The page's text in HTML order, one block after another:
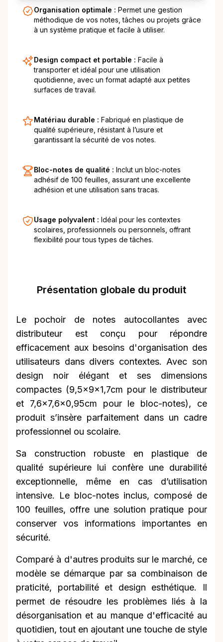
Organisation optimale : Permet une gestion
méthodique de vos notes, tâches ou projets grâce
à un système pratique et facile à utiliser.
Design compact et portable : Facile à
transporter et idéal pour une utilisation
quotidienne, avec un format adapté aux petites
surfaces de travail.
Matériau durable : Fabriqué en plastique de
qualité supérieure, résistant à l’usure et
garantissant la sécurité de vos notes.
Bloc-notes de qualité : Inclut un bloc-notes
adhésif de 100 feuilles, assurant une excellente
adhésion et une utilisation sans tracas.
Usage polyvalent : Idéal pour les contextes
scolaires, professionnels ou personnels, offrant
flexibilité pour tous types de tâches.
Présentation globale du produit
Le pochoir de notes autocollantes avec
distributeur est conçu pour répondre
efficacement aux besoins d'organisation des
utilisateurs dans divers contextes. Avec son
design noir élégant et ses dimensions
compactes (9,5x9x1,7cm pour le distributeur
et 7,6x7,6x0,95cm pour le bloc-notes), ce
produit s’insère parfaitement dans un cadre
professionnel ou scolaire.
Sa construction robuste en plastique de
qualité supérieure lui confère une durabilité
exceptionnelle, même en cas d’utilisation
intensive. Le bloc-notes inclus, composé de
100 feuilles, offre une solution pratique pour
conserver vos informations importantes en
sécurité.
Comparé à d'autres produits sur le marché, ce
modèle se démarque par sa combinaison de
praticité, portabilité et design esthétique. Il
permet de résoudre les problèmes liés à la
désorganisation et au manque d'efficacité au
quotidien, tout en ajoutant une touche de style